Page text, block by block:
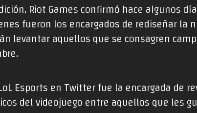
Riot Games confirmó hace algunos
fueron los encargados de rediseñar la
levantar aquellos que se consagren
Esports en Twitter fue la encargada de
del videojuego entre aquellos que les